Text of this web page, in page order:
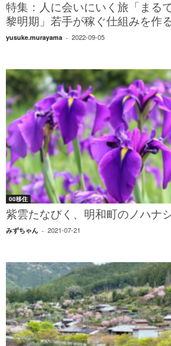
特集：人に会いにいく旅「まる
黎明期」若手が稼ぐ仕組みを作る
yusuke.murayama - 2022-09-05
00移住
紫雲たなびく、明和町のノハナ
みずちゃん - 2021-07-21